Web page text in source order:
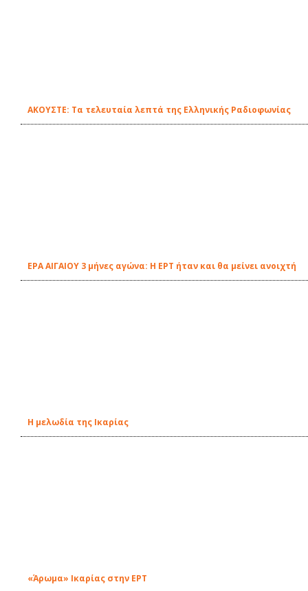
ΑΚΟΥΣΤΕ: Τα τελευταία λεπτά της Ελληνικής Ραδιοφωνίας
ΕΡΑ ΑΙΓΑΙΟΥ 3 μήνες αγώνα: Η ΕΡΤ ήταν και θα μείνει ανοιχτή
Η μελωδία της Ικαρίας
«Άρωμα» Ικαρίας στην ΕΡΤ